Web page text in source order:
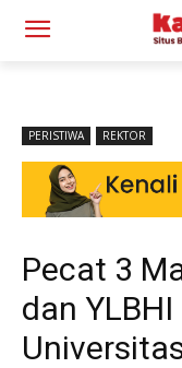
PERISTIWA REKTOR
Pecat 3
dan